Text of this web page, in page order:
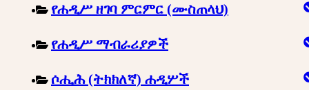
የሐዲሥ ዘገባ ምርምር (ሙስጠላህ)
የሐዲሥ ማብራሪያዎች
ሶሒሕ (ትክክለኛ) ሐዲሦች